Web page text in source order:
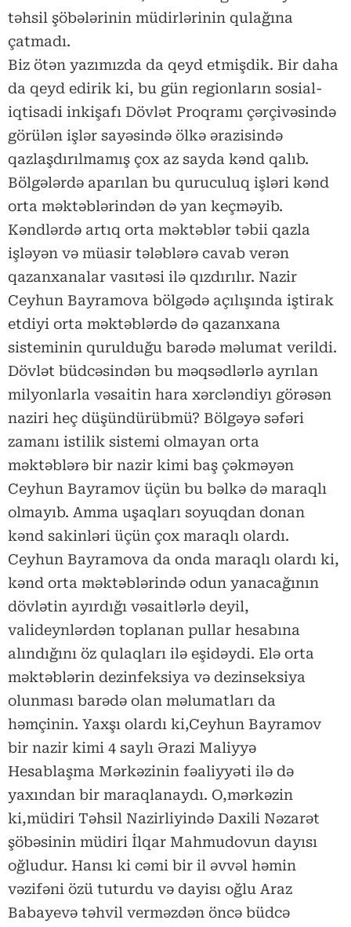
təhsil şöbələrinin müdirlərinin qulağına
çatmadı.
Biz ötən yazımızda da qeyd etmişdik. Bir daha
da qeyd edirik ki, bu gün regionların sosial-
iqtisadi inkişafı Dövlət Proqramı çərçivəsində
görülən işlər sayəsində ölkə ərazisində
qazlaşdırılmamış çox az sayda kənd qalıb.
Bölgələrdə aparılan bu quruculuq işləri kənd
orta məktəblərindən də yan keçməyib.
Kəndlərdə artıq orta məktəblər təbii qazla
işləyən və müasir tələblərə cavab verən
qazanxanalar vasıtəsi ilə qızdırılır. Nazir
Ceyhun Bayramova bölgədə açılışında iştirak
etdiyi orta məktəblərdə də qazanxana
sisteminin qurulduğu barədə məlumat verildi.
Dövlət büdcəsindən bu məqsədlərlə ayrılan
milyonlarla vəsaitin hara xərcləndiyı görəsən
naziri heç düşündürübmü? Bölgəyə səfəri
zamanı istilik sistemi olmayan orta
məktəblərə bir nazir kimi baş çəkməyən
Ceyhun Bayramov üçün bu bəlkə də maraqlı
olmayıb. Amma uşaqları soyuqdan donan
kənd sakinləri üçün çox maraqlı olardı.
Ceyhun Bayramova da onda maraqlı olardı ki,
kənd orta məktəblərində odun yanacağının
dövlətin ayırdığı vəsaitlərlə deyil,
valideynlərdən toplanan pullar hesabına
alındığını öz qulaqları ilə eşidəydi. Elə orta
məktəblərin dezinfeksiya və dezinseksiya
olunması barədə olan məlumatları da
həmçinin. Yaxşı olardı ki,Ceyhun Bayramov
bir nazir kimi 4 saylı Ərazi Maliyyə
Hesablaşma Mərkəzinin fəaliyyəti ilə də
yaxından bir maraqlanaydı. O,mərkəzin
ki,müdiri Təhsil Nazirliyində Daxili Nəzarət
şöbəsinin müdiri İlqar Mahmudovun dayısı
oğludur. Hansı ki cəmi bir il əvvəl həmin
vəzifəni özü tuturdu və dayisı oğlu Araz
Babayevə təhvil verməzdən öncə büdcə